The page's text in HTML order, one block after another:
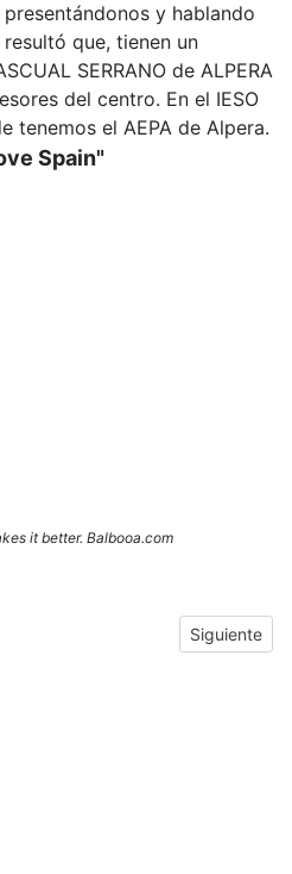
y hablando
que, tienen un
SERRANO de ALPERA
del centro. En el IESO
tenemos el AEPA de Alpera.
Spain"
it better. Balbooa.com
Crónica del tercer y cuarto día de
Next article:
Siguiente